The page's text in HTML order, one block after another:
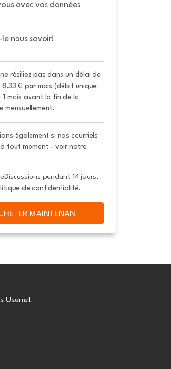
avec vos données
nous savoir!
résiliez pas dans un délai de
8,33 € par mois (débit unique
mois avant la fin de la
mensuellement.
également si nos courriels
tout moment - voir notre
pendant 14 jours,
de confidentialité.
MAINTENANT
Usenet